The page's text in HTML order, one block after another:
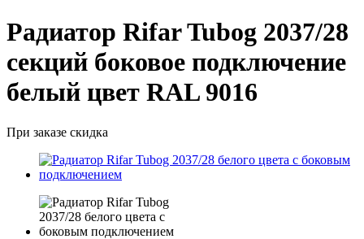
Радиатор Rifar Tubog 2037/28
секций боковое подключение
белый цвет RAL 9016
При заказе скидка